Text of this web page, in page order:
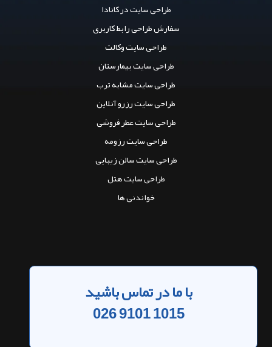
طراحی سایت در کانادا
سفارش طراحی رابط کاربری
طراحی سایت وکالت
طراحی سایت بیمارستان
طراحی سایت مشابه ترب
طراحی سایت رزرو آنلاین
طراحی سایت عطر فروشی
طراحی سایت رزومه
طراحی سایت سالن زیبایی
طراحی سایت هتل
خواندنی ها
با ما در تماس باشید
026 9101 1015